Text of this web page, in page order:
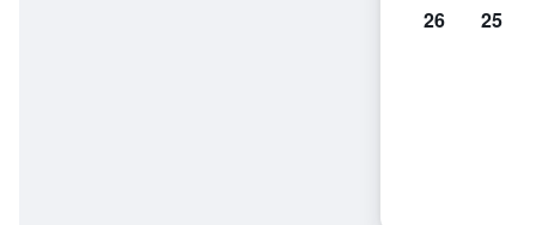
25
26